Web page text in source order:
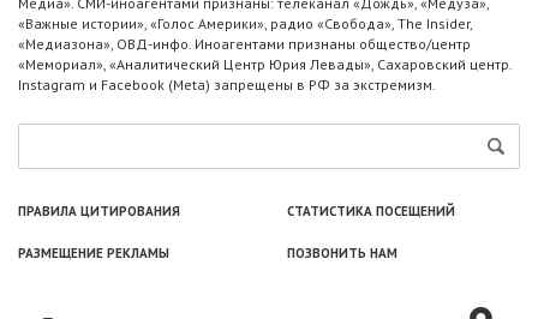
«Важные истории», «Голос Америки», радио «Свобода», The Insider,
«Медиазона», ОВД-инфо. Иноагентами признаны общество/центр
«Мемориал», «Аналитический Центр Юрия Левады», Сахаровский центр.
Instagram и Facebook (Metа) запрещены в РФ за экстремизм.
ПРАВИЛА ЦИТИРОВАНИЯ СТАТИСТИКА ПОСЕЩЕНИЙ
РАЗМЕЩЕНИЕ РЕКЛАМЫ ПОЗВОНИТЬ НАМ